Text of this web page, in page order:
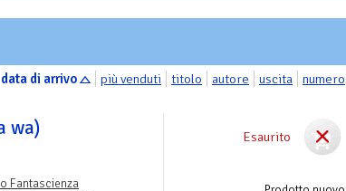
data di arrivo più venduti titolo autore uscita numero
Esaurito
wa)
Fantascienza